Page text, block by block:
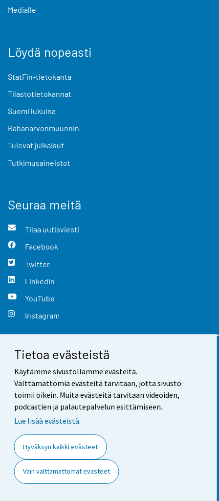
Tietoa evästeistä
Käytämme sivustollamme evästeitä.
Välttämättömiä evästeitä tarvitaan, jotta sivusto
toimii oikein. Muita evästeitä tarvitaan videoiden,
podcastien ja palautepalvelun esittämiseen.
Lue lisää evästeistä.
Hyväksyn kaikki evästeet
Vain välttämättömät evästeet
Medialle
Löydä nopeasti
StatFin-tietokanta
Tilastotietokannat
Suomi lukuina
Rahanarvonmuunnin
Tulevat julkaisut
Tutkimusaineistot
Seuraa meitä
Tilaa uutisviesti
Facebook
Twitter
LinkedIn
YouTube
Instagram
Yhteystiedot
Palaute
Käyttöehdot
Saavutettavuus
Tietoa sivustosta
Evästeasetukset